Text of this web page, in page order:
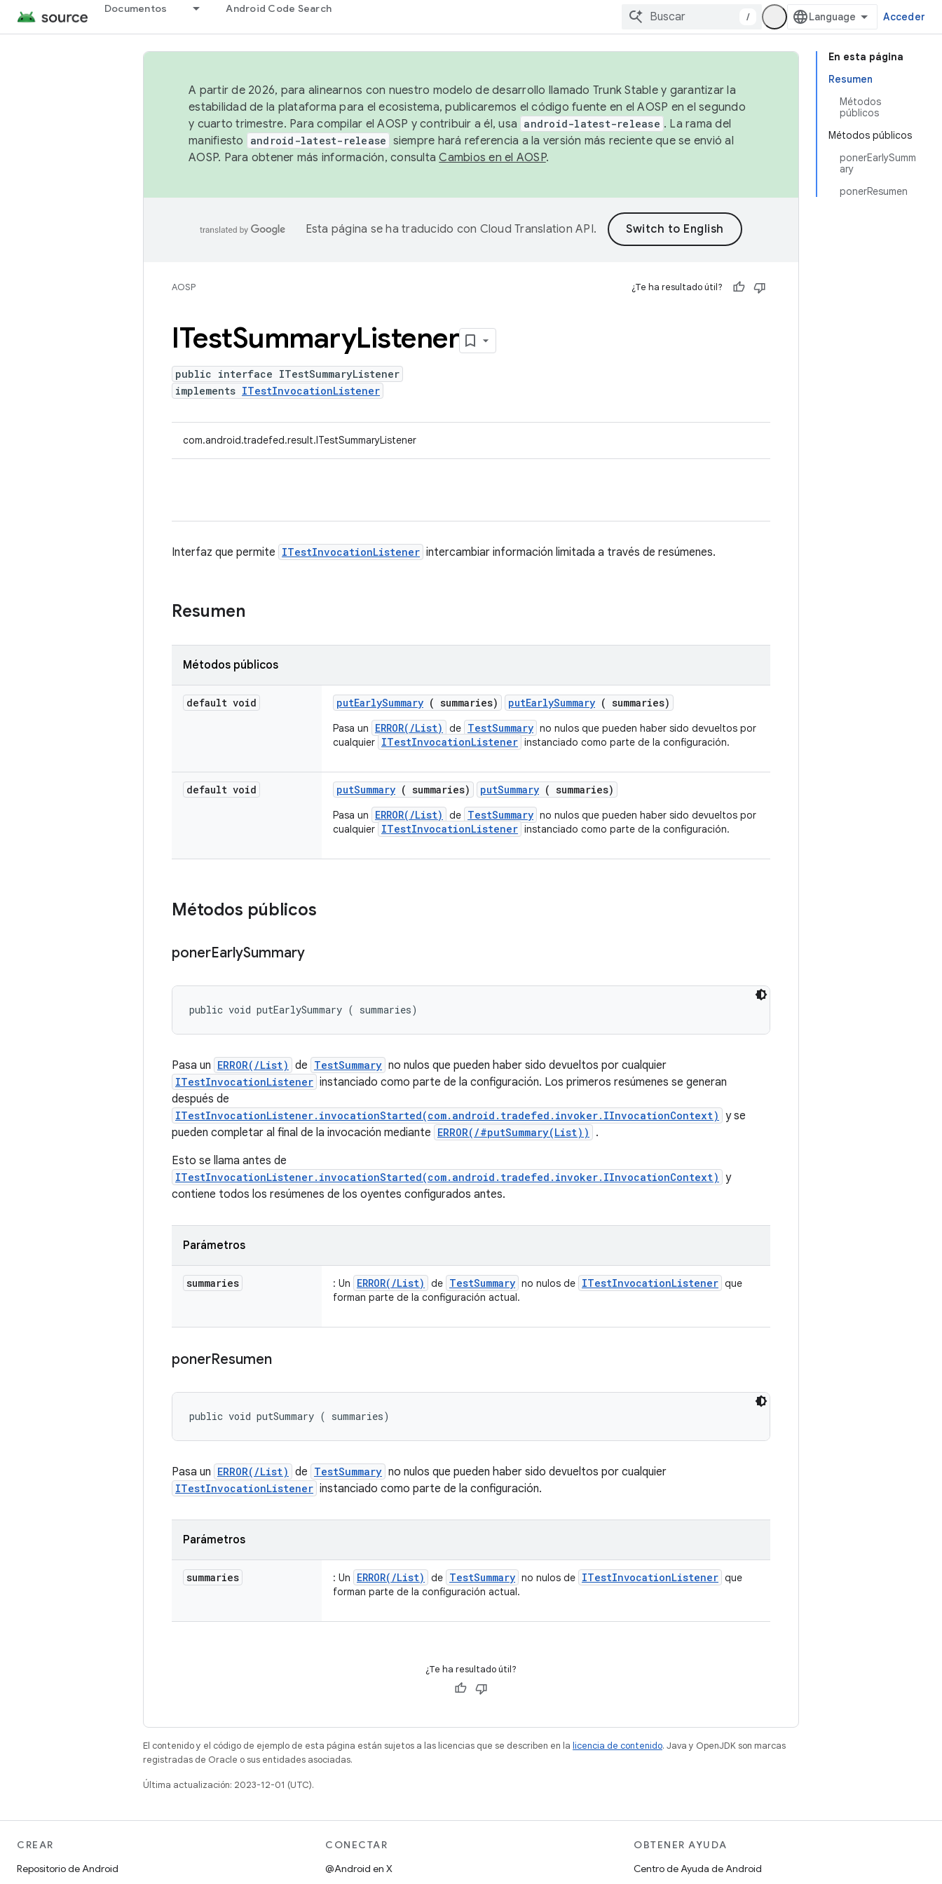
Documentos Android Code Search
/ Acceder
En esta página
Resumen
Métodos
públicos
Métodos públicos
ponerEarlySumm
ary
ponerResumen
A partir de 2026, para alinearnos con nuestro modelo de desarrollo llamado Trunk Stable y garantizar la
estabilidad de la plataforma para el ecosistema, publicaremos el código fuente en el AOSP en el segundo
y cuarto trimestre. Para compilar el AOSP y contribuir a él, usa android-latest-release . La rama del
manifiesto
android-latest-release siempre hará referencia a la versión más reciente que se envió al
AOSP. Para obtener más información, consultaCambios en el AOSP.
Esta página se ha traducido con Cloud Translation API.
AOSP ¿Te ha resultado útil?
ITestSummaryListener
public interface ITestSummaryListener
implements ITestInvocationListener
com.android.tradefed.result.ITestSummaryListener
Interfaz que permite ITestInvocationListener intercambiar información limitada a través de resúmenes.
Resumen
Métodos públicos
default void putEarlySummary ( summaries) putEarlySummary ( summaries)
Pasa un ERROR(/List) de TestSummary no nulos que pueden haber sido devueltos por
cualquier ITestInvocationListener instanciado como parte de la configuración.
default void putSummary ( summaries) putSummary ( summaries)
Pasa un ERROR(/List) de TestSummary no nulos que pueden haber sido devueltos por
cualquier ITestInvocationListener instanciado como parte de la configuración.
Métodos públicos
ponerEarlySummary
public void putEarlySummary ( summaries)
Pasa un ERROR(/List) de TestSummary no nulos que pueden haber sido devueltos por cualquier
ITestInvocationListener instanciado como parte de la configuración. Los primeros resúmenes se generan
después de
ITestInvocationListener.invocationStarted(com.android.tradefed.invoker.IInvocationContext) y se
pueden completar al final de la invocación mediante ERROR(/#putSummary(List))
.
Esto se llama antes de
ITestInvocationListener.invocationStarted(com.android.tradefed.invoker.IInvocationContext) y
contiene todos los resúmenes de los oyentes configurados antes.
Parámetros
summaries : Un ERROR(/List) de TestSummary no nulos de ITestInvocationListener que
forman parte de la configuración actual.
ponerResumen
public void putSummary ( summaries)
Pasa un ERROR(/List) de TestSummary no nulos que pueden haber sido devueltos por cualquier
ITestInvocationListener instanciado como parte de la configuración.
Parámetros
summaries : Un ERROR(/List) de TestSummary no nulos de ITestInvocationListener que
forman parte de la configuración actual.
¿Te ha resultado útil?
El contenido y el código de ejemplo de esta página están sujetos a las licencias que se describen en la licencia de contenido. Java y OpenJDK son marcas
registradas de Oracle o sus entidades asociadas.
Última actualización: 2023-12-01 (UTC).
CREAR
Repositorio de Android
CONECTAR
@Android en X
OBTENER AYUDA
Centro de Ayuda de Android